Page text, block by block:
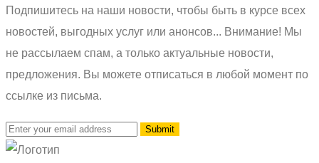
Подпишитесь на наши новости, чтобы быть в курсе всех
новостей, выгодных услуг или анонсов... Внимание! Мы
не рассылаем спам, а только актуальные новости,
предложения. Вы можете отписаться в любой момент по
ссылке из письма.